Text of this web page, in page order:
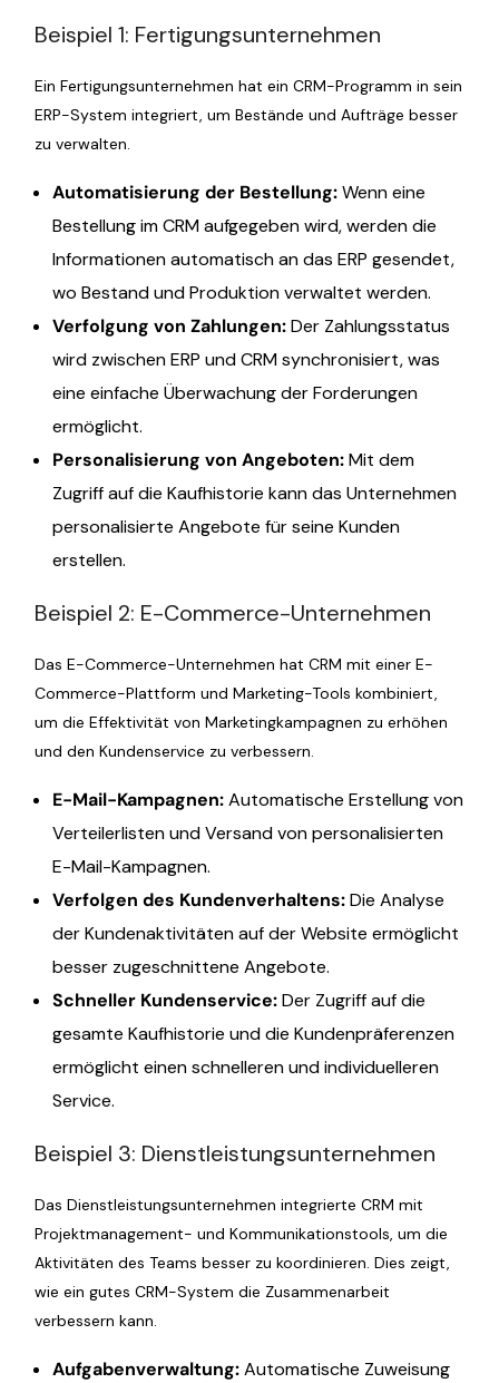
Beispiel 1: Fertigungsunternehmen
Ein Fertigungsunternehmen hat ein CRM-Programm in sein
ERP-System integriert, um Bestände und Aufträge besser
zu verwalten.
Automatisierung der Bestellung:Wenn eine
Bestellung im CRM aufgegeben wird, werden die
Informationen automatisch an das ERP gesendet,
wo Bestand und Produktion verwaltet werden.
Verfolgung von Zahlungen:Der Zahlungsstatus
wird zwischen ERP und CRM synchronisiert, was
eine einfache Überwachung der Forderungen
ermöglicht.
Personalisierung von Angeboten:Mit dem
Zugriff auf die Kaufhistorie kann das Unternehmen
personalisierte Angebote für seine Kunden
erstellen.
Beispiel 2: E-Commerce-Unternehmen
Das E-Commerce-Unternehmen hat CRM mit einer E-
Commerce-Plattform und Marketing-Tools kombiniert,
um die Effektivität von Marketingkampagnen zu erhöhen
und den Kundenservice zu verbessern.
E-Mail-Kampagnen:Automatische Erstellung von
Verteilerlisten und Versand von personalisierten
E-Mail-Kampagnen.
Verfolgen des Kundenverhaltens:Die Analyse
der Kundenaktivitäten auf der Website ermöglicht
besser zugeschnittene Angebote.
Schneller Kundenservice:Der Zugriff auf die
gesamte Kaufhistorie und die Kundenpräferenzen
ermöglicht einen schnelleren und individuelleren
Service.
Beispiel 3: Dienstleistungsunternehmen
Das Dienstleistungsunternehmen integrierte CRM mit
Projektmanagement- und Kommunikationstools, um die
Aktivitäten des Teams besser zu koordinieren. Dies zeigt,
wie ein gutes CRM-System die Zusammenarbeit
verbessern kann.
Aufgabenverwaltung:Automatische Zuweisung